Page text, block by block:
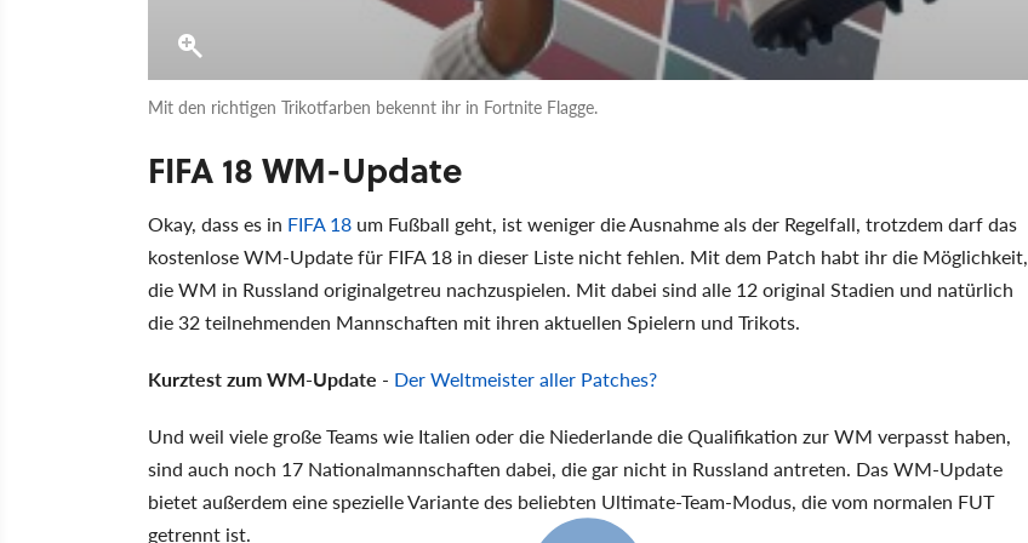
Mit den richtigen Trikotfarben bekennt ihr in Fortnite Flagge.
FIFA 18 WM-Update
Okay, dass es in FIFA 18 um Fußball geht, ist weniger die Ausnahme als der Regelfall, trotzdem darf das
kostenlose WM-Update für FIFA 18 in dieser Liste nicht fehlen. Mit dem Patch habt ihr die Möglichkeit,
die WM in Russland originalgetreu nachzuspielen. Mit dabei sind alle 12 original Stadien und natürlich
die 32 teilnehmenden Mannschaften mit ihren aktuellen Spielern und Trikots.
Kurztest zum WM-Update - Der Weltmeister aller Patches?
Und weil viele große Teams wie Italien oder die Niederlande die Qualifikation zur WM verpasst haben,
sind auch noch 17 Nationalmannschaften dabei, die gar nicht in Russland antreten. Das WM-Update
bietet außerdem eine spezielle Variante des beliebten Ultimate-Team-Modus, die vom normalen FUT
getrennt ist.